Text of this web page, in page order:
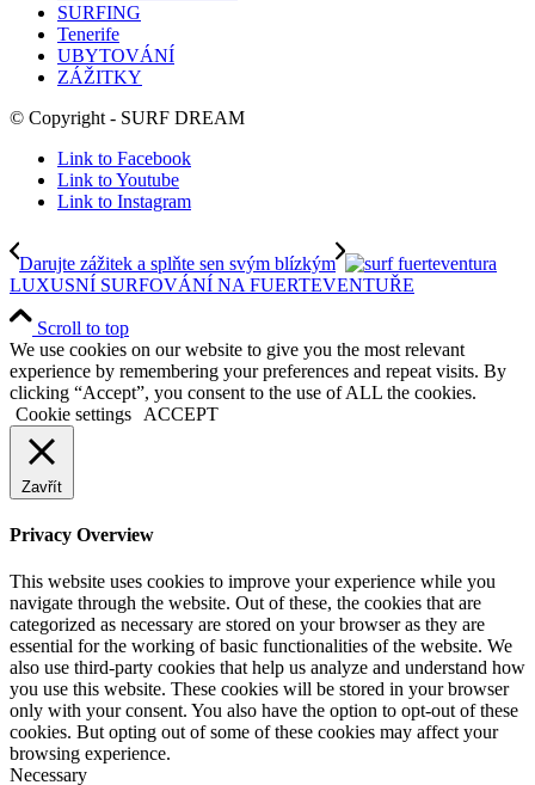
SURFING
Tenerife
UBYTOVÁNÍ
ZÁŽITKY
© Copyright - SURF DREAM
Link to Facebook
Link to Youtube
Link to Instagram
Darujte zážitek a splňte sen svým blízkým
LUXUSNÍ SURFOVÁNÍ NA FUERTEVENTUŘE
Scroll to top
We use cookies on our website to give you the most relevant
experience by remembering your preferences and repeat visits. By
clicking “Accept”, you consent to the use of ALL the cookies.
Cookie settings
ACCEPT
Zavřít
Privacy Overview
This website uses cookies to improve your experience while you
navigate through the website. Out of these, the cookies that are
categorized as necessary are stored on your browser as they are
essential for the working of basic functionalities of the website. We
also use third-party cookies that help us analyze and understand how
you use this website. These cookies will be stored in your browser
only with your consent. You also have the option to opt-out of these
cookies. But opting out of some of these cookies may affect your
browsing experience.
Necessary